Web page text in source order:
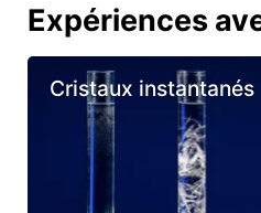
Expériences
Cristaux instantanés